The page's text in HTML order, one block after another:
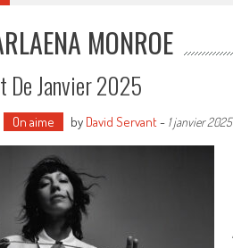
MONROE
De Janvier 2025
On aime by David Servant- 1 janvier 2025